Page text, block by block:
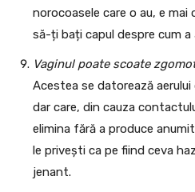
norocoasele care o au, e mai
să-ți bați capul despre cum a
Vaginul poate scoate
Acestea se datorează
dar care, din cauza
elimina fără a produce
le privești ca pe fiind ceva
jenant.